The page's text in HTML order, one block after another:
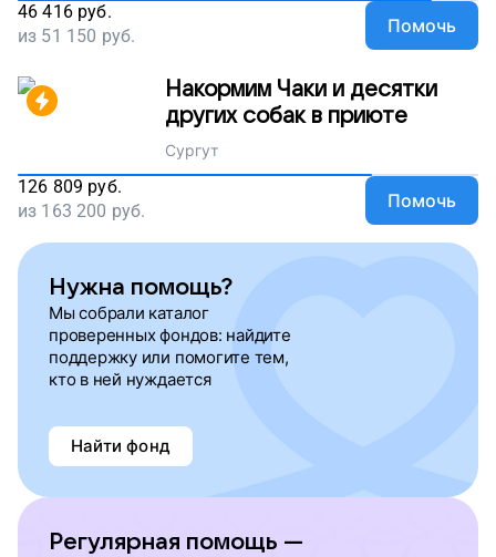
46 416 руб.
из 51 150 руб. Помочь
Накормим Чаки и десятки
других собак в приюте
Сургут
126 809 руб.
из 163 200 руб. Помочь
Нужна помощь?
Мы собрали каталог
проверенных фондов: найдите
поддержку или помогите тем,
кто в ней нуждается
Найти фонд
Регулярная помощь —